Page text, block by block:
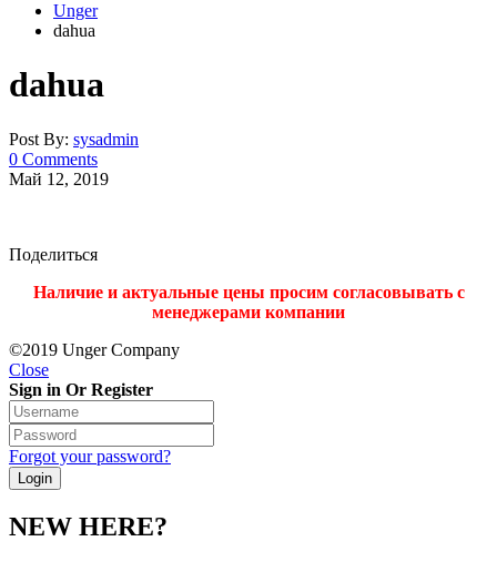
Unger
dahua
dahua
Post By: sysadmin
0 Comments
Май 12, 2019
Поделиться
Наличие и актуальные цены просим согласовывать с
менеджерами компании
©2019 Unger Company
Close
Sign in Or Register
Forgot your password?
NEW HERE?